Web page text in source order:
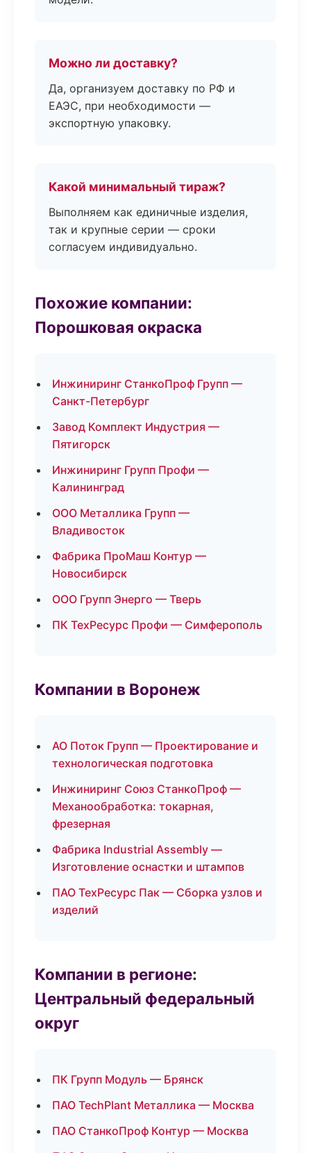
Можно ли доставку?
Да, организуем доставку по РФ и
ЕАЭС, при необходимости —
экспортную упаковку.
Какой минимальный тираж?
Выполняем как единичные изделия,
так и крупные серии — сроки
согласуем индивидуально.
Похожие компании:
Порошковая окраска
Инжиниринг СтанкоПроф Групп —
Санкт-Петербург
Завод Комплект Индустрия —
Пятигорск
Инжиниринг Групп Профи —
Калининград
ООО Металлика Групп —
Владивосток
Фабрика ПроМаш Контур —
Новосибирск
ООО Групп Энерго — Тверь
ПК ТехРесурс Профи — Симферополь
Компании в Воронеж
АО Поток Групп — Проектирование и
технологическая подготовка
Инжиниринг Союз СтанкоПроф —
Механообработка: токарная,
фрезерная
Фабрика Industrial Assembly —
Изготовление оснастки и штампов
ПАО ТехРесурс Пак — Сборка узлов и
изделий
Компании в регионе:
Центральный федеральный
округ
ПК Групп Модуль — Брянск
ПАО TechPlant Металлика — Москва
ПАО СтанкоПроф Контур — Москва